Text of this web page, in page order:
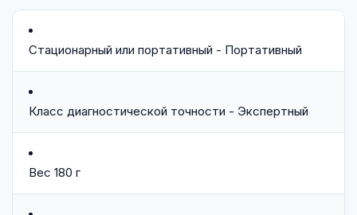
Стационарный или портативный - Портативный
Класс диагностической точности - Экспертный
Вес 180 г